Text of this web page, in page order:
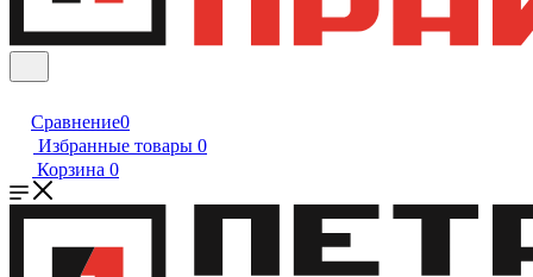
Сравнение0
Избранные товары 0
Корзина 0